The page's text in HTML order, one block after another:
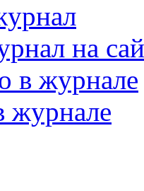
на
в журнале
журнале